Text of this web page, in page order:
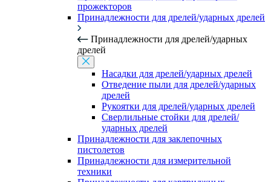
прожекторов
Принадлежности для дрелей/ударных дрелей
Принадлежности для дрелей/ударных
дрелей
Насадки для дрелей/ударных дрелей
Отведение пыли для дрелей/ударных
дрелей
Рукоятки для дрелей/ударных дрелей
Сверлильные стойки для дрелей/
ударных дрелей
Принадлежности для заклепочных
пистолетов
Принадлежности для измерительной
техники